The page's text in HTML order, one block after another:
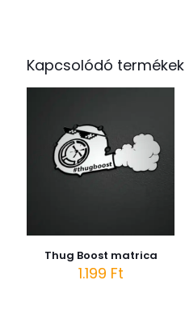
Kapcsolódó termékek
Thug Boost matrica
1.199 Ft